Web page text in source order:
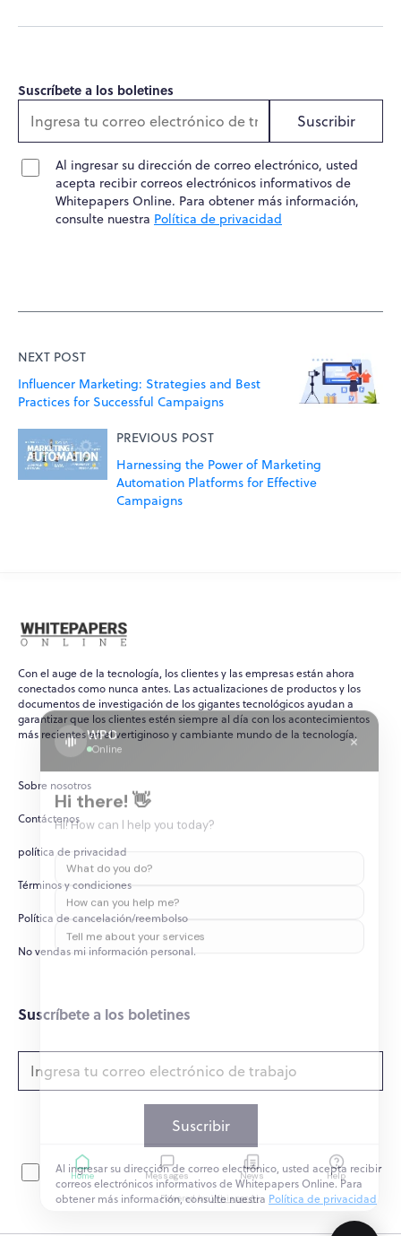
Suscríbete a los boletines
Suscribir
Al ingresar su dirección de correo electrónico, usted
acepta recibir correos electrónicos informativos de
Whitepapers Online. Para obtener más información,
consulte nuestra Política de privacidad
NEXT POST
Influencer Marketing: Strategies and Best
Practices for Successful Campaigns
PREVIOUS POST
Harnessing the Power of Marketing
Automation Platforms for Effective
Campaigns
Con el auge de la tecnología, los clientes y las empresas están ahora
conectados como nunca antes. Las actualizaciones de productos y los
documentos de investigación de los gigantes tecnológicos ayudan a
garantizar que los clientes estén siempre al día con los acontecimientos
más recientes en el vertiginoso y cambiante mundo de la tecnología.
Sobre nosotros
Contáctenos
política de privacidad
Términos y condiciones
Política de cancelación/reembolso
No vendas mi información personal.
Suscríbete a los boletines
Suscribir
Al ingresar su dirección de correo electrónico, usted acepta recibir
correos electrónicos informativos de Whitepapers Online. Para
obtener más información, consulte nuestra Política de privacidad
WPO
Online ×
Hi there! 👋
Hi! How can I help you today?
What do you do?
How can you help me?
Tell me about your services
Home Messages News
Help
Powered by
Whisper.AI